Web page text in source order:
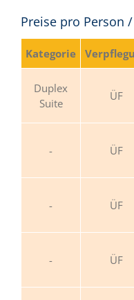
Preise pro Person
Kategorie
Duplex
Suite
ÜF
ÜF
ÜF
ÜF